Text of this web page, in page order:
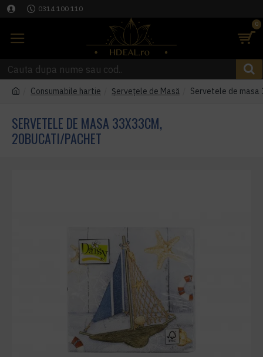
0314 100 110
0
Consumabile hartie Șervețele de Masă Servetele de
SERVETELE DE MASA 33X33CM,
20BUCATI/PACHET